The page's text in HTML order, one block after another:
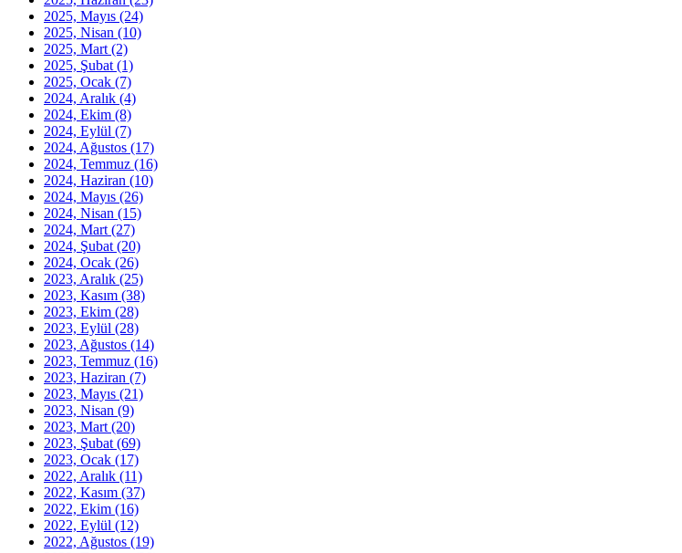
2025, Mayıs (24)
2025, Nisan (10)
2025, Mart (2)
2025, Şubat (1)
2025, Ocak (7)
2024, Aralık (4)
2024, Ekim (8)
2024, Eylül (7)
2024, Ağustos (17)
2024, Temmuz (16)
2024, Haziran (10)
2024, Mayıs (26)
2024, Nisan (15)
2024, Mart (27)
2024, Şubat (20)
2024, Ocak (26)
2023, Aralık (25)
2023, Kasım (38)
2023, Ekim (28)
2023, Eylül (28)
2023, Ağustos (14)
2023, Temmuz (16)
2023, Haziran (7)
2023, Mayıs (21)
2023, Nisan (9)
2023, Mart (20)
2023, Şubat (69)
2023, Ocak (17)
2022, Aralık (11)
2022, Kasım (37)
2022, Ekim (16)
2022, Eylül (12)
2022, Ağustos (19)